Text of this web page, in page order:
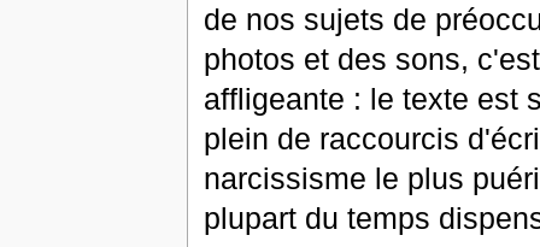
de nos sujets de
photos et des sons,
affligeante : le texte est
plein de raccourcis
narcissisme le plus
plupart du temps